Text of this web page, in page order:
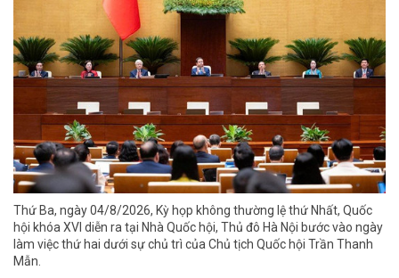
Thứ Ba, ngày 04/8/2026, Kỳ họp không thường lệ thứ Nhất, Quốc
hội khóa XVI diễn ra tại Nhà Quốc hội, Thủ đô Hà Nội bước vào ngày
làm việc thứ hai dưới sự chủ trì của Chủ tịch Quốc hội Trần Thanh
Mẫn.